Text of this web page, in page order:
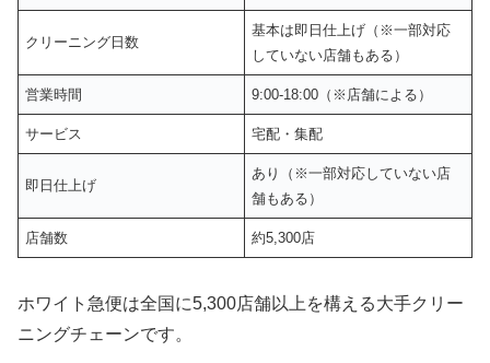
クリーニング日数
基本は即日仕上げ（※一部対応
していない店舗もある）
営業時間 9:00-18:00（※店舗による）
サービス 宅配・集配
即日仕上げ
あり（※一部対応していない店
舗もある）
店舗数 約5,300店
ホワイト急便は全国に5,300店舗以上を構える大手クリー
ニングチェーンです。